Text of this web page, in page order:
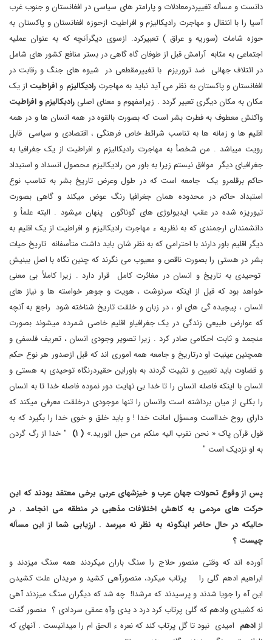
دانست و مسأله تغییردرمعادلات و پارامتر های سیاسی در افغانستان و جنوب غرب
آسیا را با انتقال و مهاجرت رادیکالیزم و افراطیت ازحوزه افغانستان و پاکستان به
حوزه شامات (سوریه و عراق ) تعبیرکرد. ازسوی دیگرآنچه که به عنوان عملیه
اجتماعی به مثابه آرامش قبل از طوفان گاه گاهی در بستر منافع کشور های شامل
در ائتلاف جهانی ضد تروریزم با تغییرمقطعی در شیوه های جنگ و رقابت در
افغانستان و پاکستان به نظر می آید نباید به مهاجرتِرادیکالیزم و افراطیت از یک
مکان به مکان دیگری تعبیر گردد . زیرامفهوم و معنای اصلیرادیکالیزم و افراطیت
واکنش معطوف به فطرت بشر است که بصورت بالقوه در همه انسان ها و در همه
اقلیم ها و زمانه ها به تناسب شرائط خاص فرهنگی ، اقتصادی و سیاسی قابل
رویت میباشد . من شخصأ به مهاجرت رادیکالیزم و افراطیت از یک جغرافیا به
جغرافیای دیگر موافق نیستم زیرا به باور من رادیکالیزم محصول انسداد و استبداد
حاکم برقلمرو یک جامعه است که در طول وعرض تاریخ بشر به تناسب نوع
استبداد حاکم در محدوده همان جغرافیا رنگ عوض میکند و گاهی بصورت
تیوریزه شده در عقب ایدیولوژی های گوناگون پنهان میشود . البته علمأ و
دانشمندان ارجمندی که به نظریه ء مهاجرت رادیکالیزم و افراطیت از یک اقلیم به
دیگر اقلیم باور دارند با احترامی که به نظر شان باید داشت متأسفانه تاریخ حیات
بشر در هستی را بصورت ناقص و معیوب می نگرند که چنین نگاه با اصل بینیش
توحیدی به تاریخ و انسان در مغائرت کامل قرار دارد . زیرا کاملأ بی معنی
خواهد بود که قبل از اینکه سرنوشت ، هویت و جوهر خواسته ها و نیاز های
انسان ، پیچیده گی های او ، در زبان و خلقت تاریخ شناخته شود راجع به آنچه
که عوارض طبیعی زندگی در یک جغرافیاو اقلیم خاصی شمرده میشوند بصورت
منجمد و ثابت احکامی صادر کرد . زیرا تصویر وجودی انسان ، تعریف فلسفی و
همچنین عینیت او درتاریخ و جامعه همه اموری اند که قبل ازصدور هر نوع حکم
و قضاوت باید تعیین و تثبیت گردند به باوراین حقیردرنگاه توحیدی به هستی و
انسان با اینکه فاصله انسان را تا خدا بی نهایت دور نموده فاصله خدا تا به انسان
را بکلی از میان برداشته است وانسان را تنها موجودی درخلقت معرفی میکند که
دارای روح خدااست ومسؤل امانت خدا ! و باید خلق و خوی خدا را بگیرد که به
قول قرآن پاک « نحن نقرب الیه منکم من حبل الورید.» ( ۱)
" خدا از رگ گردن
به او نزدیک است "
پس از وقوع تحولات جهان عرب و خیزشهای عربی برخی معتقد بودند که این
حرکت های مردمی به کاهش اختلافات مذهبی در منطقه می انجامد . در
حالیکه در حال حاضر اینگونه به نظر نه میرسد . ارزیابی شما از این مسأله
چیست ؟
آورده اند که وقتی منصور حلاج را سنگ باران میکردند همه سنگ میزدند و
ابراهیم ادهم گلی را پرتاب میکرد، منصورآهی کشید و مریدان علت کشیدن
این آه را جویا شدند و پرسیدند که مرشدا! چه شد که دیگران سنگ میزدند آهی
نه کشیدی وادهم که گلی پرتاب کرد درد د یدی وآهِ عمقی سردادی ؟ منصور گفت
ازادهم امیدی نبود تا گل پرتاب کند که نعره ء الحق ام را میدانیست . آنهای که